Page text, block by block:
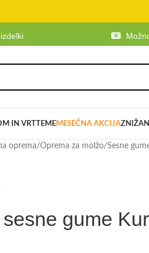
IN VRTTEMEMESEČNA AKCIJA
oprema/Oprema za molžo/Sesne
gume